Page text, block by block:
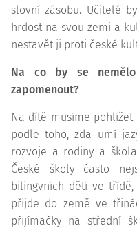
slovní zásobu. Učitelé
hrdost na svou zemi a
nestavět ji proti české
Na co by se
zapomenout?
Na dítě musíme
podle toho, zda umí
rozvoje a rodiny a
České školy často
bilingvních dětí ve
přijde do země ve
přijímačky na střední